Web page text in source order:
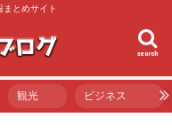
まとめサイト
search
観光 ビジネス